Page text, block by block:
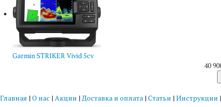
Garmin STRIKER Vivid 5cv
40
Главная | О нас | Акции |Доставка и оплата | Статьи | Инструкции